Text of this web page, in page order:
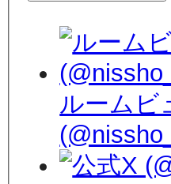
ルームビ